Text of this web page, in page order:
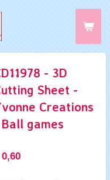
- 3D
Sheet -
Creations
games